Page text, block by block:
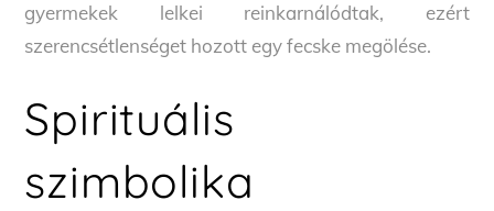
gyermekek lelkei reinkarnálódtak, ezért
szerencsétlenséget hozott egy fecske megölése.
Spirituális
szimbolika